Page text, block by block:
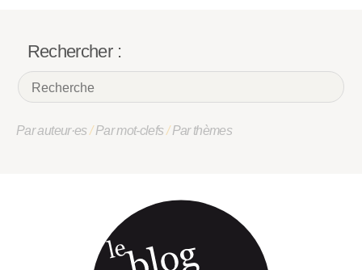
Rechercher :
Par auteur·es/Par mot-clefs/Par thèmes